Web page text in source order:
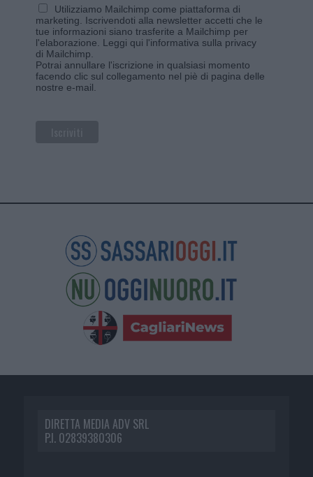
Utilizziamo Mailchimp come piattaforma di
marketing. Iscrivendoti alla newsletter accetti che le
tue informazioni siano trasferite a Mailchimp per
l'elaborazione. Leggi qui l'informativa sulla privacy
di Mailchimp
Potrai annullare l'iscrizione in qualsiasi momento
facendo clic sul collegamento nel piè di pagina delle
nostre e-mail.
DIRETTA MEDIA ADV SRL
P.I. 02839380306